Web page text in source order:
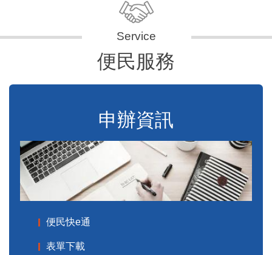
便民服務
申辦資訊
便民快e通
表單下載